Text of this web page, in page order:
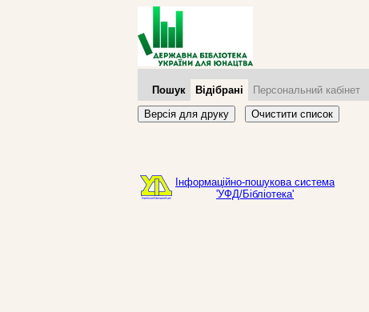
Пошук Відібрані Персональний кабінет
Версія для друку Очистити список
Інформаційно-пошукова система
'УФД/Бібліотека'